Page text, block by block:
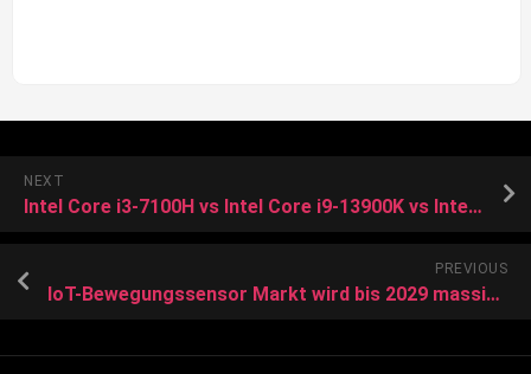
NEXT
Intel Core i3-7100H vs Intel Core i9-13900K vs Intel Core i5-13600K
PREVIOUS
IoT-Bewegungssensor Markt wird bis 2029 massives Wachstum verzeichnen | Honeywell, NXP, Infineon, Analog Devices